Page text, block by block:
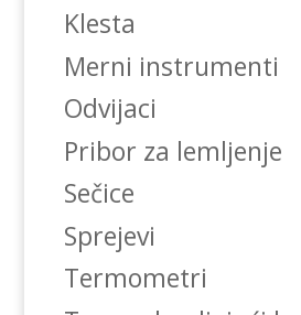
Klesta
Merni instrumenti
Odvijaci
Pribor za lemljenje
Sečice
Sprejevi
Termometri